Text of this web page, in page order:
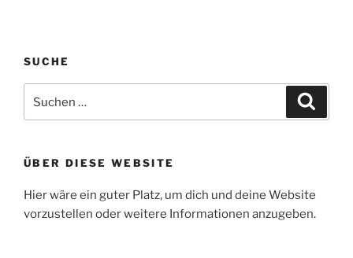
SUCHE
nach:
ÜBER DIESE WEBSITE
Hier wäre ein guter Platz, um dich und deine Website
vorzustellen oder weitere Informationen anzugeben.